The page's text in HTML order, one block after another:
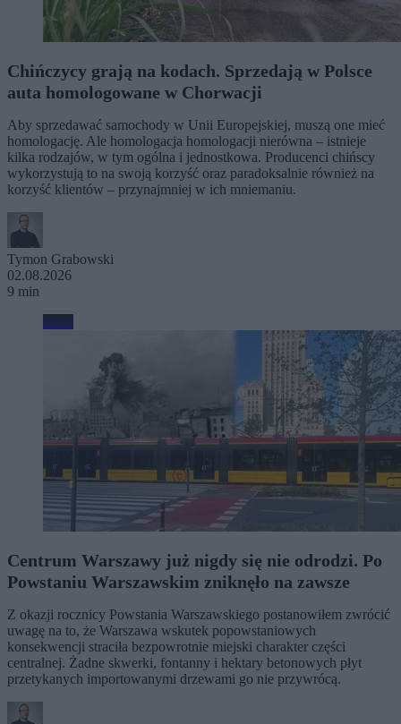
Chińczycy grają na kodach. Sprzedają w Polsce
auta homologowane w Chorwacji
Aby sprzedawać samochody w Unii Europejskiej, muszą one mieć
homologację. Ale homologacja homologacji nierówna – istnieje
kilka rodzajów, w tym ogólna i jednostkowa. Producenci chińscy
wykorzystują to na swoją korzyść oraz paradoksalnie również na
korzyść klientów – przynajmniej w ich mniemaniu.
Tymon Grabowski
02.08.2026
9 min
Moto
Centrum Warszawy już nigdy się nie odrodzi. Po
Powstaniu Warszawskim zniknęło na zawsze
Z okazji rocznicy Powstania Warszawskiego postanowiłem zwrócić
uwagę na to, że Warszawa wskutek popowstaniowych
konsekwencji straciła bezpowrotnie miejski charakter części
centralnej. Żadne skwerki, fontanny i hektary betonowych płyt
przetykanych importowanymi drzewami go nie przywrócą.